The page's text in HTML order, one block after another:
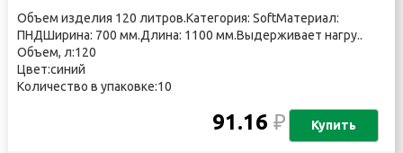
Объем изделия 120 литров.Категория: SoftМатериал:
ПНДШирина: 700 мм.Длина: 1100 мм.Выдерживает нагру..
Объем, л:120
Цвет:синий
Количество в упаковке:10
91.16₽ Купить